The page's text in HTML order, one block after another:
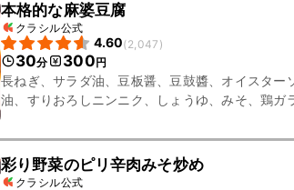
本格的な麻婆豆腐
クラシル公式
4.60(2,047 )
30分 300円
長ねぎ、サラダ油、豆板醤、豆鼓醬、オイスター
油、すりおろしニンニク、しょうゆ、みそ、鶏ガ
彩り野菜のピリ辛肉みそ炒め
クラシル公式